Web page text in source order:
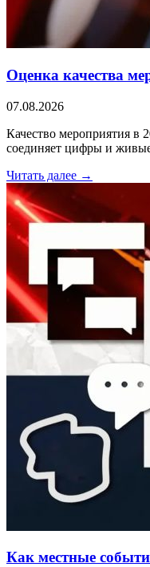
Оценка качества
07.08.2026
Качество мероприятия в
соединяет цифры и
Читать далее →
Как местные